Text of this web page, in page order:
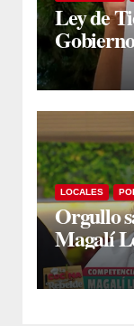
Ley de
capítulo
LOCALES
Orgullo
Magalí
Canal
ganó la